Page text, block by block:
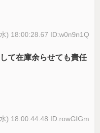
) 18:00:28.67 ID:w0n9n1Q
て在庫余らせても責任
) 18:00:44.48 ID:rowGIGm